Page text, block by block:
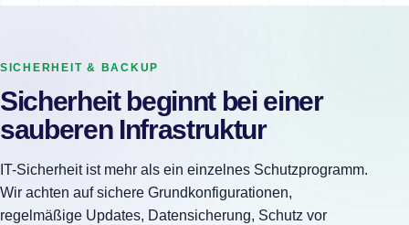
SICHERHEIT & BACKUP
Sicherheit beginnt bei einer
sauberen Infrastruktur
IT-Sicherheit ist mehr als ein einzelnes Schutzprogramm.
Wir achten auf sichere Grundkonfigurationen,
regelmäßige Updates, Datensicherung, Schutz vor